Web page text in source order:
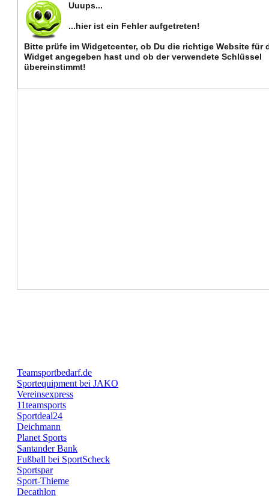
Teamsportbedarf.de
Sportequipment bei JAKO
Vereinsexpress
11teamsports
Sportdeal24
Deichmann
Planet Sports
Santander Bank
Fußball bei SportScheck
Sportspar
Sport-Thieme
Decathlon